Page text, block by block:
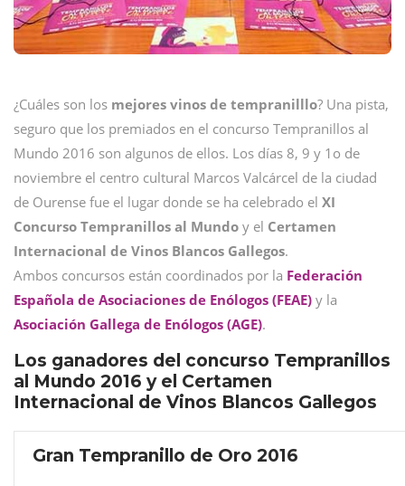
¿Cuáles son los mejores vinos de tempranilllo? Una pista,
seguro que los premiados en el concurso Tempranillos al
Mundo 2016 son algunos de ellos. Los días 8, 9 y 1o de
noviembre el centro cultural Marcos Valcárcel de la ciudad
de Ourense fue el lugar donde se ha celebrado el XI
Concurso Tempranillos al Mundo y el Certamen
Internacional de Vinos Blancos Gallegos.
Ambos concursos están coordinados por la Federación
Española de Asociaciones de Enólogos (FEAE) y la
Asociación Gallega de Enólogos (AGE).
Los ganadores del concurso Tempranillos
al Mundo 2016 y el Certamen
Internacional de Vinos Blancos Gallegos
Gran Tempranillo de Oro 2016